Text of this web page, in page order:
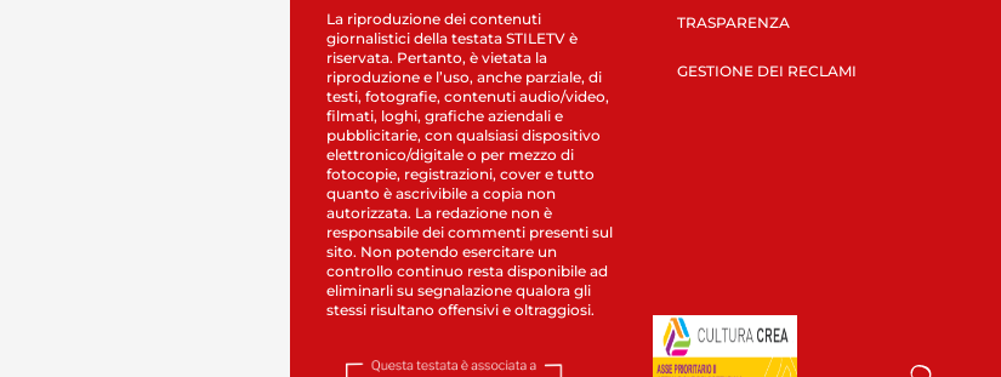
La riproduzione dei contenuti
giornalistici della testata STILETV è
riservata. Pertanto, è vietata la
riproduzione e l’uso, anche parziale, di
testi, fotografie, contenuti audio/video,
filmati, loghi, grafiche aziendali e
pubblicitarie, con qualsiasi dispositivo
elettronico/digitale o per mezzo di
fotocopie, registrazioni, cover e tutto
quanto è ascrivibile a copia non
autorizzata. La redazione non è
responsabile dei commenti presenti sul
sito. Non potendo esercitare un
controllo continuo resta disponibile ad
eliminarli su segnalazione qualora gli
stessi risultano offensivi e oltraggiosi.
TRASPARENZA
GESTIONE DEI RECLAMI